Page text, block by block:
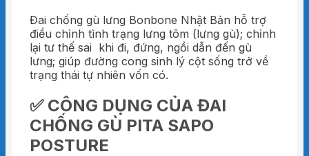
Đai chống gù lưng Bonbone Nhật Bản hỗ trợ
điều chỉnh tình trạng lưng tôm (lưng gù); chỉnh
lại tư thế sai khi đi, đứng, ngồi dẫn đến gù
lưng; giúp đường cong sinh lý cột sống trở về
trạng thái tự nhiên vốn có.
✅ CÔNG DỤNG CỦA ĐAI
CHỐNG GÙ PITA SAPO
POSTURE